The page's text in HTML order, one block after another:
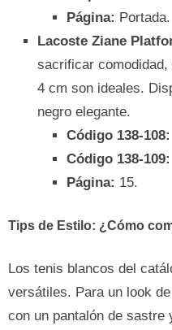
Página: Portada.
Lacoste Ziane
sacrificar
4 cm son ideales.
negro elegante.
Código 138-108:
Código 138-109:
Página: 15.
Tips de Estilo: ¿Cómo
Los tenis blancos del
versátiles. Para un look
con un pantalón de sastre